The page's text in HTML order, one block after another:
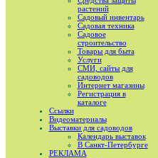
растений
Садовый инвентарь
Садовая техника
Садовое
строительство
Товары для быта
Услуги
СМИ, сайты для
садоводов
Интернет магазины
Регистрация в
каталоге
Ссылки
Видеоматериалы
Выставки для садоводов
Календарь выставок
В Санкт-Петербурге
РЕКЛАМА